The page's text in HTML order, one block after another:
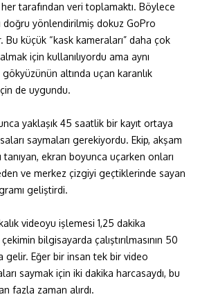
tarafından veri toplamaktı. Böylece
doğru yönlendirilmiş dokuz GoPro
küçük “kask kameraları” daha çok
için kullanılıyordu ama aynı
altında uçan karanlık
de uygundu.
yaklaşık 45 saatlik bir kayıt ortaya
saymaları gerekiyordu. Ekip, akşam
ekran boyunca uçarken onları
ve merkez çizgiyi geçtiklerinde sayan
geliştirdi.
videoyu işlemesi 1,25 dakika
bilgisayarda çalıştırılmasının 50
gelir. Eğer bir insan tek bir video
saymak için iki dakika harcasaydı, bu
fazla zaman alırdı.